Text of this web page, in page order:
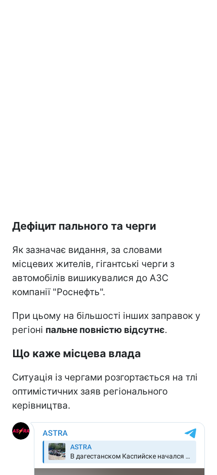
Дефіцит пального та черги
Як зазначає видання, за словами
місцевих жителів, гігантські черги з
автомобілів вишикувалися до АЗС
компанії "Роснефть".
При цьому на більшості інших заправок у
регіоні пальне повністю відсутнє.
Що каже місцева влада
Ситуація із чергами розгортається на тлі
оптимістичних заяв регіонального
керівництва.